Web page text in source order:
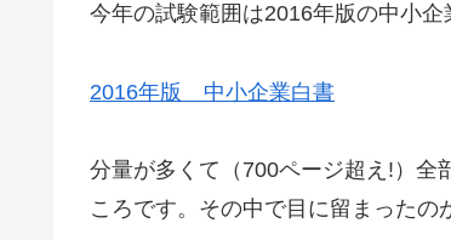
今年の試験範囲は2016年版の中小企
2016年版 中小企業白書
分量が多くて（700ページ超え!）全
ころです。その中で目に留まったの